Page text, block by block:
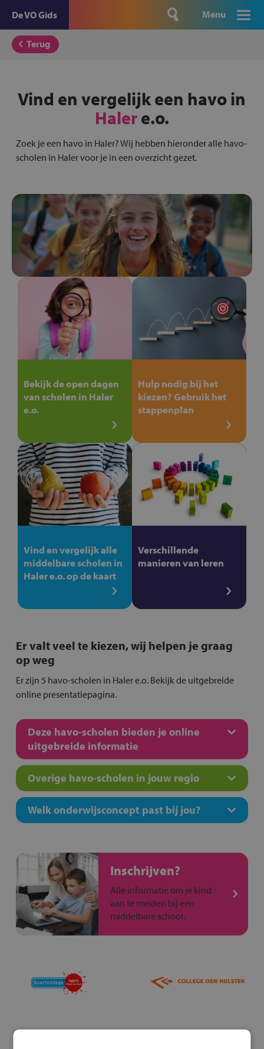
De VO Gids Menu
Terug
Vind en vergelijk een havo in
Halere.o.
Zoek je een havo in Haler? Wij hebben hieronder alle havo-
scholen in Haler voor je in een overzicht gezet.
Bekijk de open dagen
van scholen in Haler
e.o.
Hulp nodig bij het
kiezen? Gebruik het
stappenplan
Vind en vergelijk alle
middelbare scholen in
Haler e.o. op de kaart
Verschillende
manieren van leren
Er valt veel te kiezen, wij helpen je graag
op weg
Er zijn 5 havo-scholen in Haler e.o. Bekijk de uitgebreide
online presentatiepagina.
Deze havo-scholen bieden je online
uitgebreide informatie
Overige havo-scholen in jouw regio
Welk onderwijsconcept past bij jou?
Inschrijven?
Alle informatie om je kind
aan te melden bij een
middelbare school.